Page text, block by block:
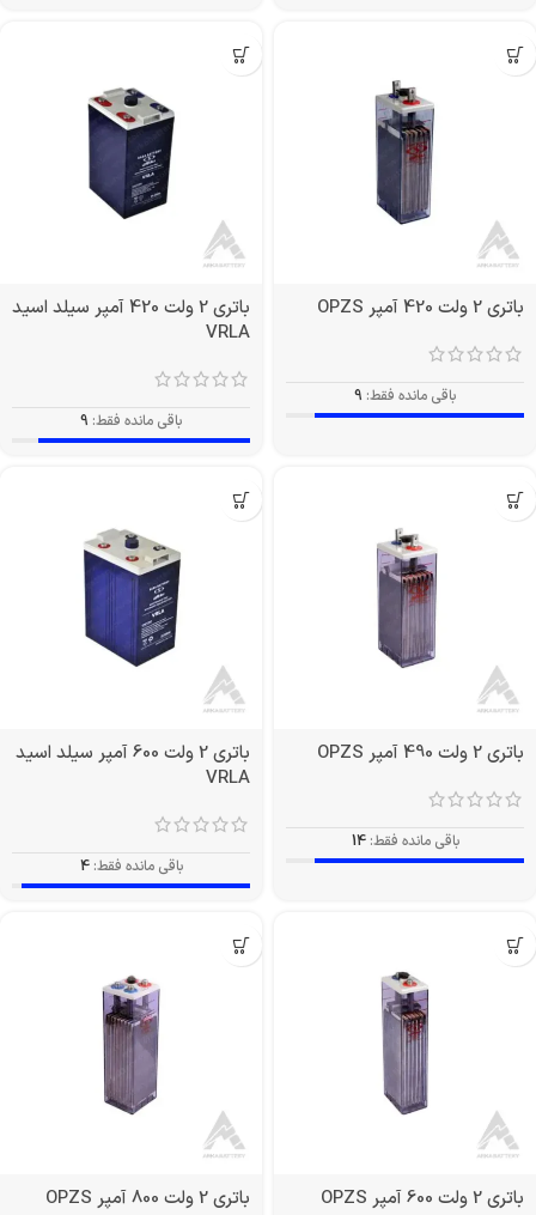
باتری 2 ولت 420 آمپر OPZS
باقی مانده فقط: 9
باتری 2 ولت 420 آمپر سیلد اسید
VRLA
باقی مانده فقط: 9
باتری 2 ولت 490 آمپر OPZS
باقی مانده فقط: 14
باتری 2 ولت 600 آمپر سیلد اسید
VRLA
باقی مانده فقط: 4
باتری 2 ولت 600 آمپر OPZS باتری 2 ولت 800 آمپر OPZS